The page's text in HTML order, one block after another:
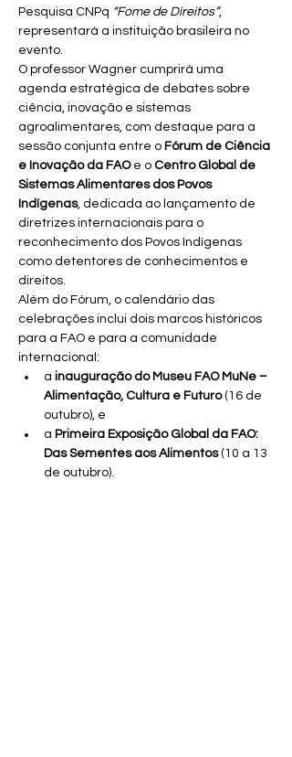
Pesquisa CNPq “Fome de Direitos”,
representará a instituição brasileira no
evento.
O professor Wagner cumprirá uma
agenda estratégica de debates sobre
ciência, inovação e sistemas
agroalimentares, com destaque para a
sessão conjunta entre o Fórum de Ciência
e Inovação da FAO e o Centro Global de
Sistemas Alimentares dos Povos
Indígenas, dedicada ao lançamento de
diretrizes internacionais para o
reconhecimento dos Povos Indígenas
como detentores de conhecimentos e
direitos.
Além do Fórum, o calendário das
celebrações inclui dois marcos históricos
para a FAO e para a comunidade
internacional:
a inauguração do Museu FAO MuNe –
Alimentação, Cultura e Futuro (16 de
outubro), e
a Primeira Exposição Global da FAO:
Das Sementes aos Alimentos (10 a 13
de outubro).